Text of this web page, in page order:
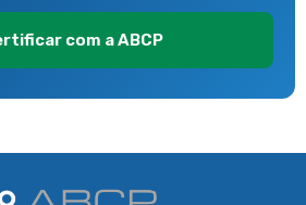
com a ABCP